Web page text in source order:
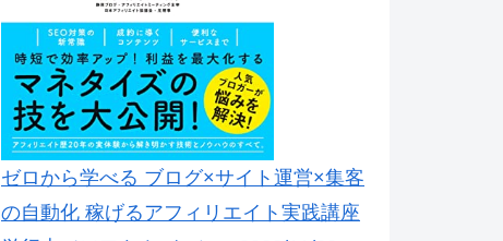
ゼロから学べる ブログ×サイト運営×集客
の自動化 稼げるアフィリエイト実践講座